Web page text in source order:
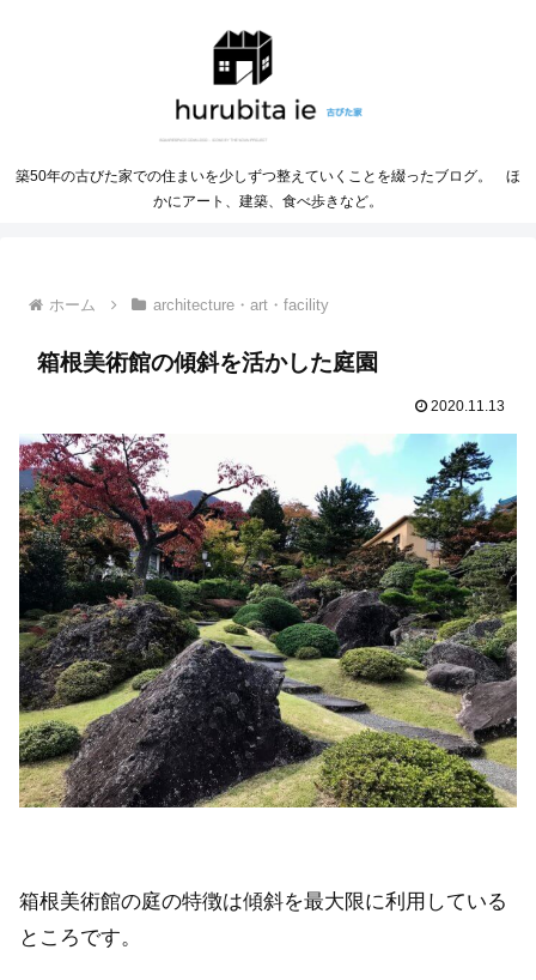
築50年の古びた家での住まいを少しずつ整えていくことを綴ったブログ。 ほ
かにアート、建築、食べ歩きなど。
ホーム architecture・art・facility
箱根美術館の傾斜を活かした庭園
2020.11.13
箱根美術館の庭の特徴は傾斜を最大限に利用している
ところです。